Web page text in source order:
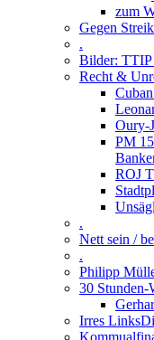
zum
Gegen
.
Bilder: TTIP
Recht &
Oury-
PM
ROJ
.
Nett sein /
.
Philipp
30 Stunden-
Irres